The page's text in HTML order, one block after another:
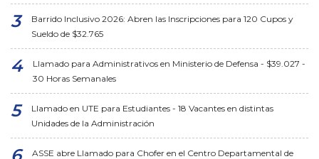
Barrido Inclusivo 2026: Abren las Inscripciones para 120 Cupos y
Sueldo de $32.765
Llamado para Administrativos en Ministerio de Defensa - $39.027 -
30 Horas Semanales
Llamado en UTE para Estudiantes - 18 Vacantes en distintas
Unidades de la Administración
ASSE abre Llamado para Chofer en el Centro Departamental de